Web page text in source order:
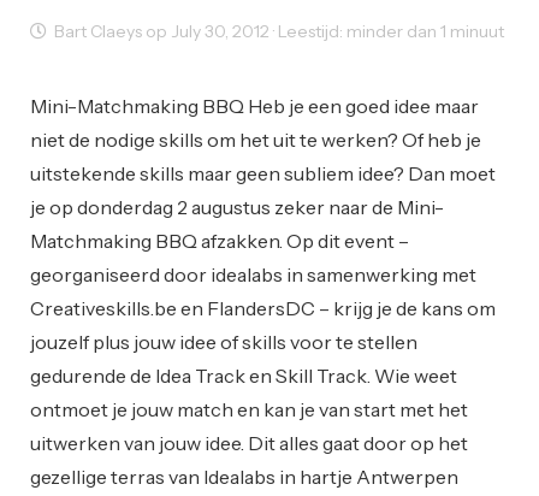
Bart Claeys op July 30, 2012 · Leestijd: minder dan 1 minuut
Mini-Matchmaking BBQ Heb je een goed idee maar
niet de nodige skills om het uit te werken? Of heb je
uitstekende skills maar geen subliem idee? Dan moet
je op donderdag 2 augustus zeker naar de Mini-
Matchmaking BBQ afzakken. Op dit event –
georganiseerd door idealabs in samenwerking met
Creativeskills.be en FlandersDC – krijg je de kans om
jouzelf plus jouw idee of skills voor te stellen
gedurende de Idea Track en Skill Track. Wie weet
ontmoet je jouw match en kan je van start met het
uitwerken van jouw idee. Dit alles gaat door op het
gezellige terras van Idealabs in hartje Antwerpen